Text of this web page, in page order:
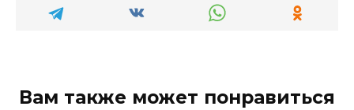
Вам также может понравиться